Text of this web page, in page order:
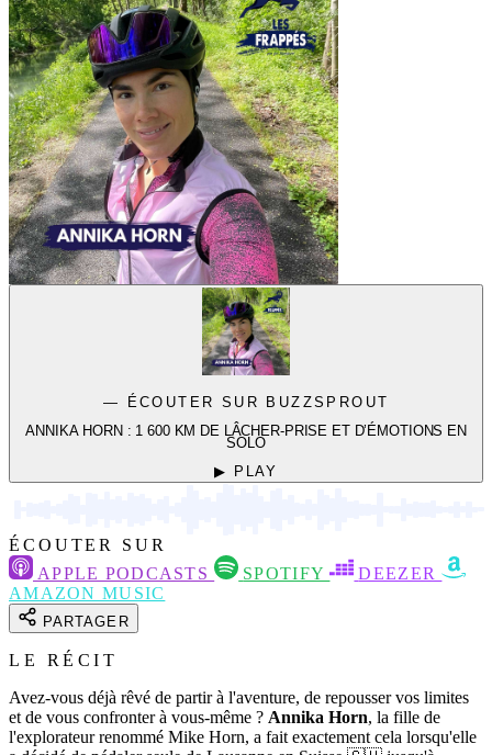
— ÉCOUTER SUR BUZZSPROUT
ANNIKA HORN : 1 600 KM DE LÂCHER-PRISE ET D’ÉMOTIONS EN
SOLO
▶ PLAY
ÉCOUTER SUR
APPLE PODCASTS
SPOTIFY
DEEZER
AMAZON MUSIC
PARTAGER
LE RÉCIT
Avez-vous déjà rêvé de partir à l'aventure, de repousser vos limites
et de vous confronter à vous-même ? Annika Horn, la fille de
l'explorateur renommé Mike Horn, a fait exactement cela lorsqu'elle